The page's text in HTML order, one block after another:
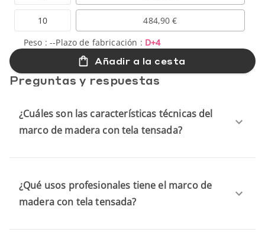
10
484,90 €
Peso :--Plazo de fabricación : D+4
Añadir a la cesta
Preguntas y respuestas
¿Cuáles son las características técnicas del
marco de madera con tela tensada?
¿Qué usos profesionales tiene el marco de
madera con tela tensada?